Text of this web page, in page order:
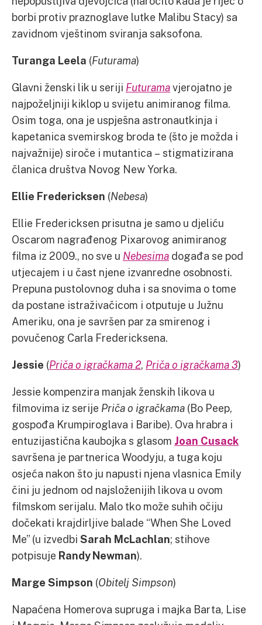
borbi protiv praznoglave lutke Malibu Stacy) sa
zavidnom vještinom sviranja saksofona.
Turanga Leela (Futurama)
Glavni ženski lik u seriji Futuramavjerojatno je
najpoželjniji kiklop u svijetu animiranog filma.
Osim toga, ona je uspješna astronautkinja i
kapetanica svemirskog broda te (što je možda i
najvažnije) siroče i mutantica – stigmatizirana
članica društva Novog New Yorka.
Ellie Fredericksen (Nebesa)
Ellie Fredericksen prisutna je samo u djeliću
Oscarom nagrađenog Pixarovog animiranog
filma iz 2009., no sve u Nebesima događa se pod
utjecajem i u čast njene izvanredne osobnosti.
Prepuna pustolovnog duha i sa snovima o tome
da postane istraživačicom i otputuje u Južnu
Ameriku, ona je savršen par za smirenog i
povučenog Carla Fredericksena.
Jessie (Priča o igračkama 2, Priča o igračkama 3)
Jessie kompenzira manjak ženskih likova u
filmovima iz serije Priča o igračkama (Bo Peep,
gospođa Krumpiroglava i Baribe). Ova hrabra i
entuzijastična kaubojka s glasom Joan Cusack
savršena je partnerica Woodyju, a tuga koju
osjeća nakon što ju napusti njena vlasnica Emily
čini ju jednom od najsloženijih likova u ovom
filmskom serijalu. Malo tko može suhih očiju
dočekati krajdirljive balade “When She Loved
Me” (u izvedbi Sarah McLachlan; stihove
potpisuje Randy Newman).
Marge Simpson (Obitelj Simpson)
Napaćena Homerova supruga i majka Barta, Lise